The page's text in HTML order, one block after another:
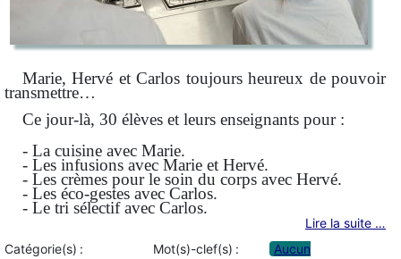
Marie, Hervé et Carlos toujours heureux de pouvoir
transmettre…
Ce jour-là, 30 élèves et leurs enseignants pour :
- La cuisine avec Marie.
- Les infusions avec Marie et Hervé.
- Les crèmes pour le soin du corps avec Hervé.
- Les éco-gestes avec Carlos.
- Le tri sélectif avec Carlos.
Lire la suite …
Catégorie(s) :
Mot(s)-clef(s) :
Aucun